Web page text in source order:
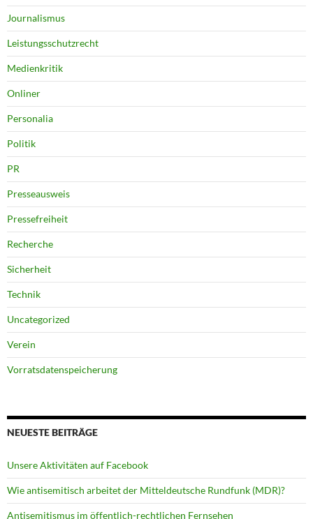
Journalismus
Leistungsschutzrecht
Medienkritik
Onliner
Personalia
Politik
PR
Presseausweis
Pressefreiheit
Recherche
Sicherheit
Technik
Uncategorized
Verein
Vorratsdatenspeicherung
NEUESTE BEITRÄGE
Unsere Aktivitäten auf Facebook
Wie antisemitisch arbeitet der Mitteldeutsche Rundfunk (MDR)?
Antisemitismus im öffentlich-rechtlichen Fernsehen